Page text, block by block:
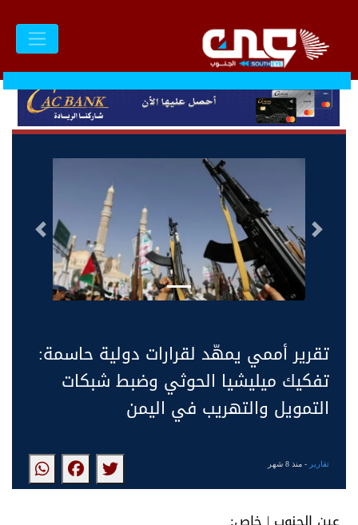
التالى السابق
تقرير أممي يمهّد لقرارات دولية حاسمة:
تفكيك ميليشيا الحوثي وضبط شبكات
التمويل والتهريب في اليمن
تقارير - منذ 8 شهر